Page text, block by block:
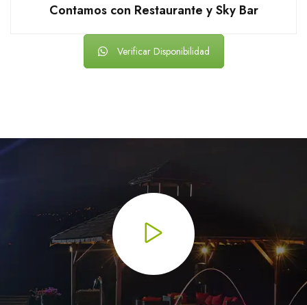
Contamos con Restaurante y Sky Bar
Verificar Disponibilidad